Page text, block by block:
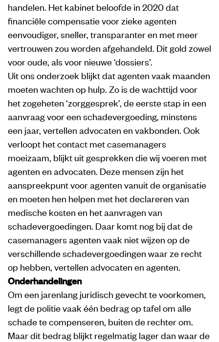
handelen. Het kabinet beloofde in 2020 dat
financiële compensatie voor zieke agenten
eenvoudiger, sneller, transparanter en met meer
vertrouwen zou worden afgehandeld. Dit gold zowel
voor oude, als voor nieuwe ‘dossiers’.
Uit ons onderzoek blijkt dat agenten vaak maanden
moeten wachten op hulp. Zo is de wachttijd voor
het zogeheten ‘zorggesprek’, de eerste stap in een
aanvraag voor een schadevergoeding, minstens
een jaar, vertellen advocaten en vakbonden. Ook
verloopt het contact met casemanagers
moeizaam, blijkt uit gesprekken die wij voeren met
agenten en advocaten. Deze mensen zijn het
aanspreekpunt voor agenten vanuit de organisatie
en moeten hen helpen met het declareren van
medische kosten en het aanvragen van
schadevergoedingen. Daar komt nog bij dat de
casemanagers agenten vaak niet wijzen op de
verschillende schadevergoedingen waar ze recht
op hebben, vertellen advocaten en agenten.
Onderhandelingen
Om een jarenlang juridisch gevecht te voorkomen,
legt de politie vaak één bedrag op tafel om alle
schade te compenseren, buiten de rechter om.
Maar dit bedrag blijkt regelmatig lager dan waar de